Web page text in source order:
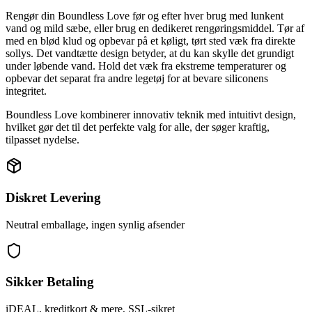
Rengør din Boundless Love før og efter hver brug med lunkent
vand og mild sæbe, eller brug en dedikeret rengøringsmiddel. Tør af
med en blød klud og opbevar på et køligt, tørt sted væk fra direkte
sollys. Det vandtætte design betyder, at du kan skylle det grundigt
under løbende vand. Hold det væk fra ekstreme temperaturer og
opbevar det separat fra andre legetøj for at bevare siliconens
integritet.
Boundless Love kombinerer innovativ teknik med intuitivt design,
hvilket gør det til det perfekte valg for alle, der søger kraftig,
tilpasset nydelse.
Diskret Levering
Neutral emballage, ingen synlig afsender
Sikker Betaling
iDEAL, kreditkort & mere, SSL-sikret